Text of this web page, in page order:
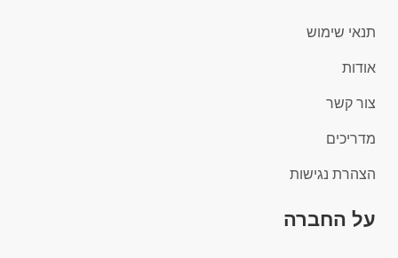
תנאי שימוש
אודות
צור קשר
מדריכים
הצהרת נגישות
על החברה